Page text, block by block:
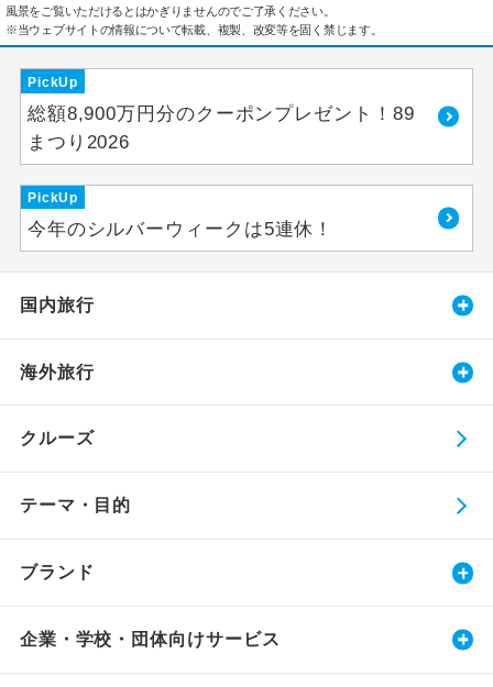
風景をご覧いただけるとはかぎりませんのでご了承ください。
※当ウェブサイトの情報について転載、複製、改変等を固く禁じます。
PickUp
総額8,900万円分のクーポンプレゼント！89
まつり2026
PickUp
今年のシルバーウィークは5連休！
国内旅行
海外旅行
クルーズ
テーマ・目的
ブランド
企業・学校・団体向けサービス